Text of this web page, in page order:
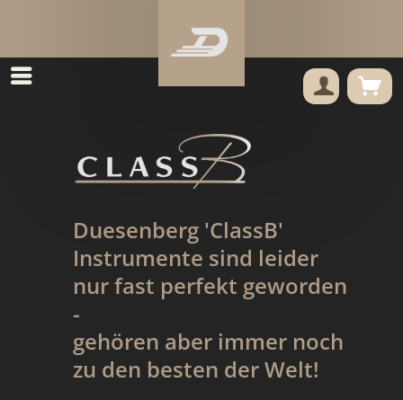
Duesenberg 'ClassB'
Instrumente sind leider
nur fast perfekt geworden
-
gehören aber immer noch
zu den besten der Welt!